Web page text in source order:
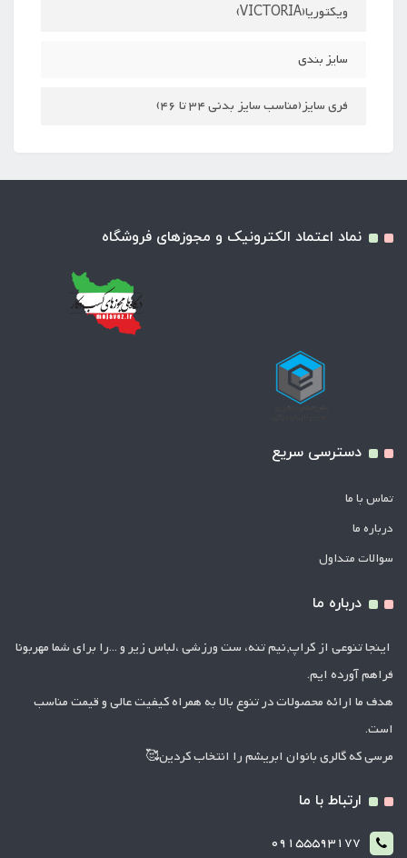
ویکتوریا(VICTORIA)
سایز بندی
فری سایز(مناسب سایز بدنی 34 تا 46)
نماد اعتماد الکترونیک و مجوزهای فروشگاه
دسترسی سریع
تماس با ما
درباره ما
سوالات متداول
درباره ما
اینجا تنوعی از کراپ,نیم تنه، ست ورزشی ،لباس زیر و ...را برای شما مهربونا
فراهم آورده ایم.
هدف ما ارائه محصولات در تنوع بالا به همراه کیفیت عالی و قیمت مناسب
است.
مرسی که گالری بانوان ابریشم را انتخاب کردین🥰
ارتباط با ما
09155593177